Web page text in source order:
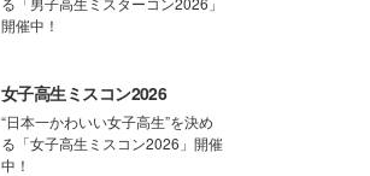
開催中！
女子高生ミスコン2026
“日本一かわいい女子高生”を決め
る「女子高生ミスコン2026」開催
中！